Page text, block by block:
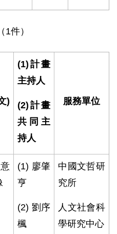
件）
)
(1) 計畫
主持人
(2) 計畫
共同主
持人
服務單位
(1) 廖肇
亨
(2) 劉序
楓
中國文哲研
究所
⼈文社會科
學研究中⼼